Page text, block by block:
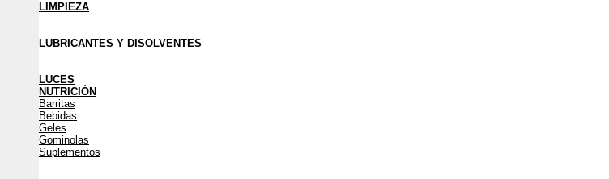
LIMPIEZA
LUBRICANTES Y DISOLVENTES
LUCES
NUTRICIÓN
Barritas
Bebidas
Geles
Gominolas
Suplementos